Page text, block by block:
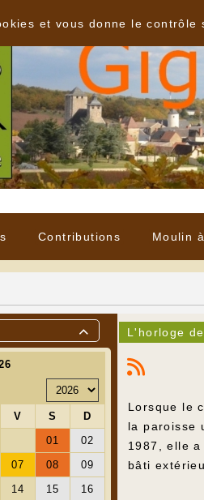
Contributions Moulin
 L'horloge
Lorsque le
la paroisse
1987, elle
bâti
et vous donne le contrôle